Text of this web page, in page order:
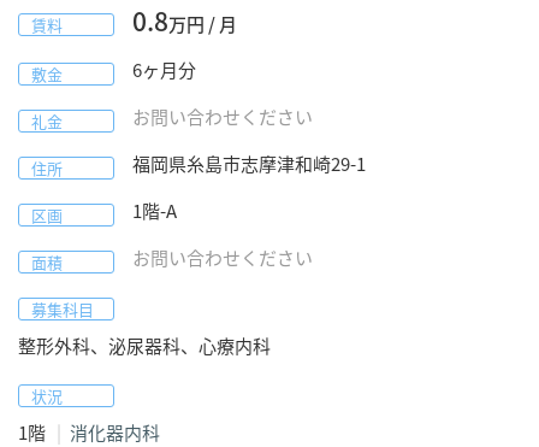
賃料 0.8万円 / 月
敷金 6ヶ月分
礼金 お問い合わせください
住所 福岡県糸島市志摩津和崎29-1
区画 1階-A
面積 お問い合わせください
募集科目
整形外科、泌尿器科、心療内科
状況
1階
消化器内科